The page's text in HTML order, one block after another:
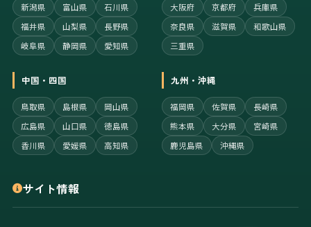
新潟県 富山県
石川県
福井県
山梨県
長野県
岐阜県
静岡県 愛知県
大阪府 京都府
兵庫県
奈良県
滋賀県
和歌山県
三重県
中国・四国
鳥取県 島根県
岡山県
広島県
山口県
徳島県
香川県
愛媛県 高知県
九州・沖縄
福岡県 佐賀県
長崎県
熊本県
大分県
宮崎県
鹿児島県
沖縄県
サイト情報